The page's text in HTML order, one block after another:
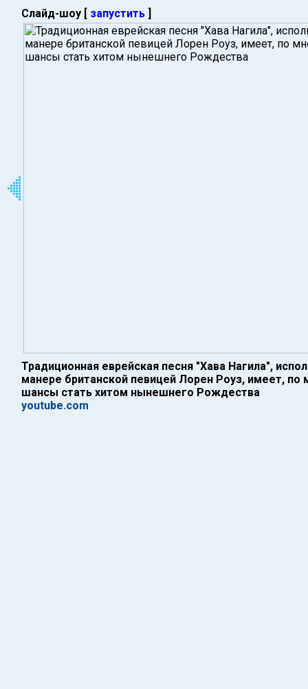
Слайд-шоу [ запустить ]
Традиционная еврейская песня "Хава Нагила",
манере британской певицей Лорен Роуз, имеет, по
шансы стать хитом нынешнего Рождества
youtube.com